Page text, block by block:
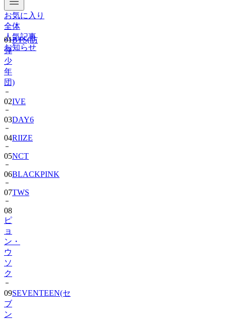
お気に入り
全体
人気記事
お知らせ
01BTS(防
弾
少
年
団)
02IVE
03DAY6
04RIIZE
05NCT
06BLACKPINK
07TWS
08
ピ
ョ
ン・
ウ
ソ
ク
09SEVENTEEN(セ
ブ
ン